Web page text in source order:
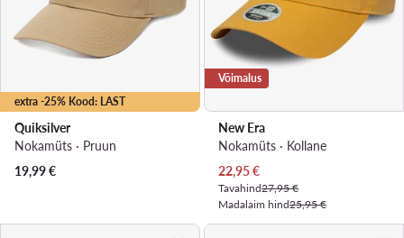
extra -25% Kood: LAST
Quiksilver
Nokamüts · Pruun
19,99€
Võimalus
New Era
Nokamüts · Kollane
Praegune hind
22,95€
Tavahind27,95 €
Madalaim hind25,95 €